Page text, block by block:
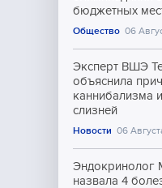
бюджетных
Общество 06
Эксперт ВШЭ
объяснила
каннибализма
слизней
Новости 06
Эндокринолог
назвала 4